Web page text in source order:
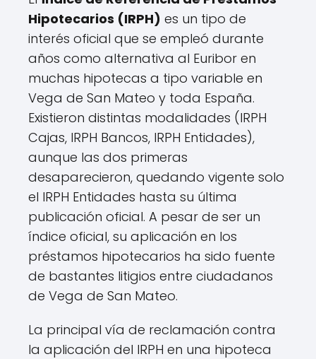
Hipotecarios (IRPH) es un tipo de
interés oficial que se empleó durante
años como alternativa al Euribor en
muchas hipotecas a tipo variable en
Vega de San Mateo y toda España.
Existieron distintas modalidades (IRPH
Cajas, IRPH Bancos, IRPH Entidades),
aunque las dos primeras
desaparecieron, quedando vigente solo
el IRPH Entidades hasta su última
publicación oficial. A pesar de ser un
índice oficial, su aplicación en los
préstamos hipotecarios ha sido fuente
de bastantes litigios entre ciudadanos
de Vega de San Mateo.
La principal vía de reclamación contra
la aplicación del IRPH en una hipoteca